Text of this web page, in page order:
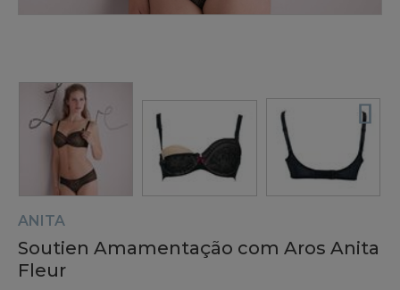
ANITA
Soutien Amamentação com Aros Anita
Fleur